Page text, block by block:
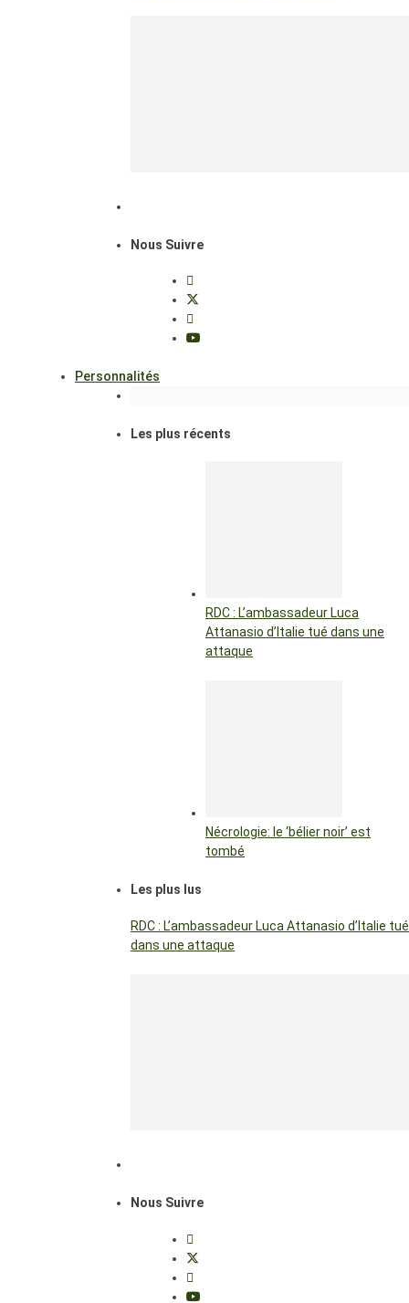
Nous Suivre
Personnalités
Les plus récents
RDC : L’ambassadeur Luca
Attanasio d’Italie tué dans une
attaque
Nécrologie: le ‘bélier noir’ est
tombé
Les plus lus
RDC : L’ambassadeur Luca Attanasio d’Italie tué
dans une attaque
Nous Suivre